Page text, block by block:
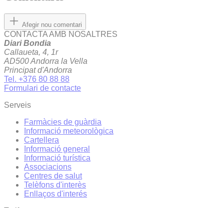
Afegir nou comentari
CONTACTA AMB NOSALTRES
Diari Bondia
Callaueta, 4, 1r
AD500 Andorra la Vella
Principat d'Andorra
Tel. +376 80 88 88
Formulari de contacte
Serveis
Farmàcies de guàrdia
Informació meteorològica
Cartellera
Informació general
Informació turística
Associacions
Centres de salut
Telèfons d'interès
Enllaços d'interés